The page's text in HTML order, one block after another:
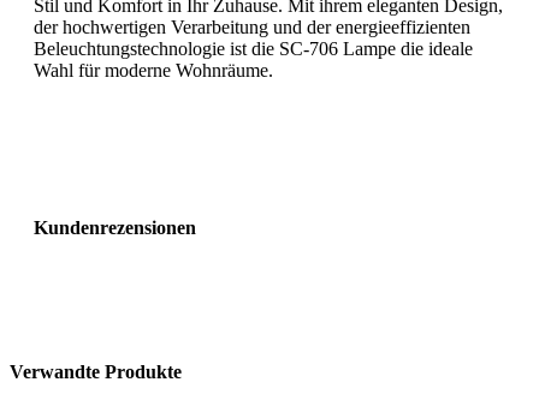
Stil und Komfort in Ihr Zuhause. Mit ihrem eleganten Design,
der hochwertigen Verarbeitung und der energieeffizienten
Beleuchtungstechnologie ist die SC-706 Lampe die ideale
Wahl für moderne Wohnräume.
Kundenrezensionen
Verwandte Produkte